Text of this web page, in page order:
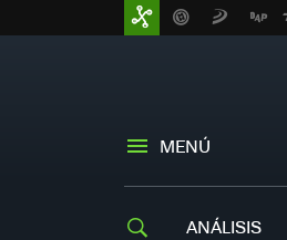
MENÚ
ANÁLISIS